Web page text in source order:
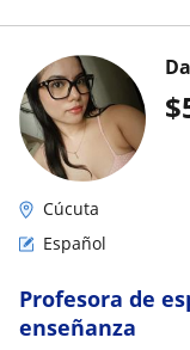
$
Cúcuta
Español
Profesora de
enseñanza